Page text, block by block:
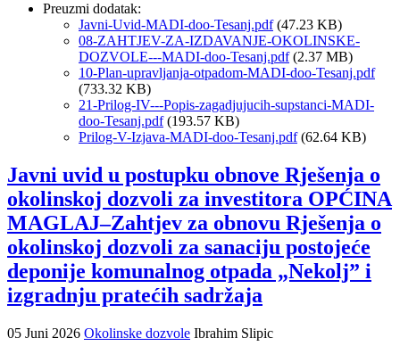
Preuzmi dodatak:
Javni-Uvid-MADI-doo-Tesanj.pdf(47.23 KB)
08-ZAHTJEV-ZA-IZDAVANJE-OKOLINSKE-
DOZVOLE---MADI-doo-Tesanj.pdf(2.37 MB)
10-Plan-upravljanja-otpadom-MADI-doo-Tesanj.pdf
(733.32 KB)
21-Prilog-IV---Popis-zagadjujucih-supstanci-MADI-
doo-Tesanj.pdf(193.57 KB)
Prilog-V-Izjava-MADI-doo-Tesanj.pdf(62.64 KB)
Javni uvid u postupku obnove Rješenja o
okolinskoj dozvoli za investitora OPĆINA
MAGLAJ–Zahtjev za obnovu Rješenja o
okolinskoj dozvoli za sanaciju postojeće
deponije komunalnog otpada „Nekolj” i
izgradnju pratećih sadržaja
05 Juni 2026 Okolinske dozvole Ibrahim Slipic